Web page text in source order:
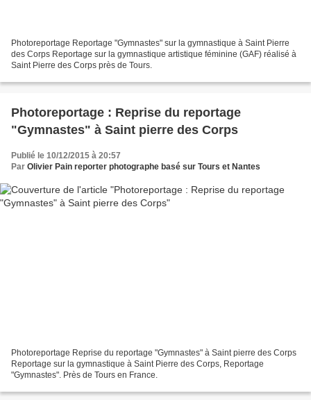
Photoreportage Reportage "Gymnastes" sur la gymnastique à Saint Pierre
des Corps Reportage sur la gymnastique artistique féminine (GAF) réalisé à
Saint Pierre des Corps près de Tours.
Photoreportage : Reprise du reportage
"Gymnastes" à Saint pierre des Corps
Publié le 10/12/2015 à 20:57
Par Olivier Pain reporter photographe basé sur Tours et Nantes
Photoreportage Reprise du reportage "Gymnastes" à Saint pierre des Corps
Reportage sur la gymnastique à Saint Pierre des Corps, Reportage
"Gymnastes". Près de Tours en France.